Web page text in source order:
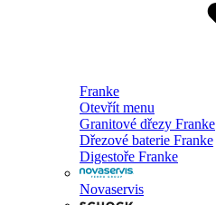
Franke
Otevřít menu
Granitové dřezy Franke
Dřezové baterie Franke
Digestoře Franke
Novaservis